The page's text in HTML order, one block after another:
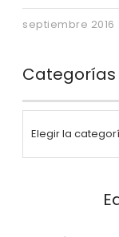
septiembre 2016
Categorías